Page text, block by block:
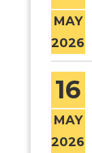
MAY
2026
16
MAY
2026